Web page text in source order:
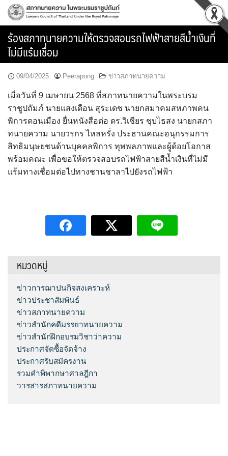
Skip
content
ร้องสภาทนายความให้ตรวจสอบรถไฟฟ้าสายสีน้ำเงินที่
ไม่มีแร้มเชื่่อม
09/04/2025 Peerapong ข่าวสภาทนายความ
เมื่อวันที่ 9 เมษายน 2568 ที่สภาทนายความในพระบรม
ราชูปถัมภ์ นายแสงเดือน สุระเดช นายกสมาคมสหภาพคน
พิการดอนเมือง ยื่นหนังสือต่อ ดร.วิเชียร ชุบไธสง นายกสภา
ทนายความ นายวรกร ไหลหรั่ง ประธานคณะอนุกรรมการ
สิทธิมนุษยชนด้านบุคคลพิการ ทุพพลภาพและผู้ด้อยโอกาส
พร้อมคณะ เพื่อขอให้ตรวจสอบรถไฟฟ้าสายสีน้ำเงินที่ไม่มี
แร้มทางเชื่อมต่อไปทางชานชาลาไปยังรถไฟฟ้า
หมวดหมู่
ข่าวการฌาปนกิจสงเคราะห์
ข่าวประชาสัมพันธ์
ข่าวสภาทนายความ
ข่าวสำนักคดีมรรยาทนายความ
ข่าวสำนักฝึกอบรมวิชาว่าความ
ประกาศจัดซื้อจัดจ้าง
ประกาศรับสมัครงาน
รวมคำพิพากษาศาลฎีกา
วารสารสภาทนายความ